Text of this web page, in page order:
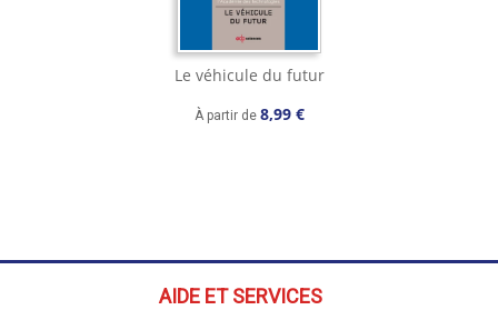
Le véhicule du futur
À partir de 8,99 €
AIDE ET SERVICES